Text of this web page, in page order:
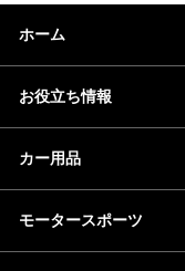
ホーム
お役立ち情報
カー用品
モータースポーツ